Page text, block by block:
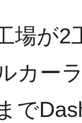
場が2
カー
で